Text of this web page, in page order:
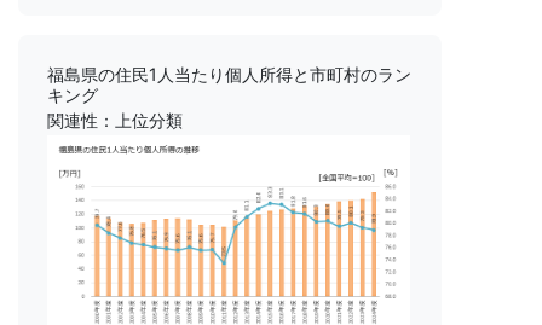
福島県の住民1人当たり個人所得と市町村のラン
キング
関連性：上位分類